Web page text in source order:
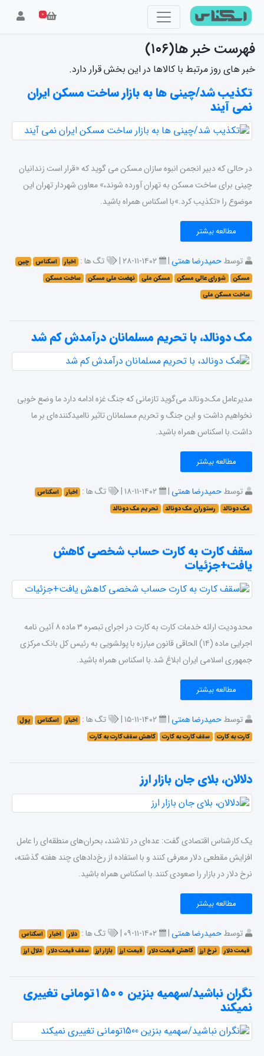
۰
فهرست خبر ها(۱۰۶)
خبر های روز مرتبط با کالاها در این بخش قرار دارد.
تکذیب شد/چینی ها به بازار ساخت مسکن ایران
نمی آیند
در حالی که دبیر انجمن انبوه سازان مسکن می گوید که «قرار است زندانیان
چینی برای ساخت مسکن به تهران آورده شوند،» معاون شهردار تهران این
موضوع را «تکذیب کرد.»با اسکناس همراه باشید.
مطالعه بیشتر
توسطحمیدرضا همتی | ۱۴۰۲-۱۱-۲۸ | تگ ها : اخبار اسکناس
چین
مسکن
شورای عالی مسکن مسکن ملی نهضت ملی مسکن
ساخت مسکن
ساخت مسکن ملی
مک دونالد، با تحریم مسلمانان درآمدش کم شد
مدیرعامل مک‌دونالد می‌گوید تازمانی‌ که جنگ غزه ادامه دارد ما وضع خوبی
نخواهیم داشت و این جنگ و تحریم مسلمانان تاثیر ناامیدکننده‌ای بر ما
داشت.با اسکناس همراه باشید.
مطالعه بیشتر
توسطحمیدرضا همتی | ۱۴۰۲-۱۱-۱۸ | تگ ها : اخبار
اسکناس
مک دونالد
رستوران مک دونالد تحریم مک دونالد
سقف کارت به کارت حساب شخصی کاهش
یافت+جزئیات
محدودیت ارائه خدمات کارت به کارت در اجرای تبصره ۳ ماده ۸ آئین نامه
اجرایی ماده (۱۴) الحاقی قانون مبارزه با پولشویی به رئیس کل بانک مرکزی
جمهوری اسلامی ایران ابلاغ شد.با اسکناس همراه باشید.
مطالعه بیشتر
توسطحمیدرضا همتی | ۱۴۰۲-۱۱-۱۵ | تگ ها : اخبار اسکناس
پول
کارت به کارت
سقف کارت به کارت کاهش سقف کارت به کارت
دلالان، بلای جان بازار ارز
یک کارشناس اقتصادی گفت: عده‌ای در تلاشند، بحران‌های منطقه‌ای را عامل
افزایش مقطعی دلار معرفی کنند و با استفاده از رخ‌دادهای چند هفته گذشته،
نرخ دلار در بازار را صعودی کنند.با اسکناس همراه باشید.
مطالعه بیشتر
توسطحمیدرضا همتی | ۱۴۰۲-۱۱-۰۹ | تگ ها : دلار اخبار
اسکناس
قیمت دلار
نرخ ارز کاهش قیمت دلار قیمت ارز بازار ارز سقف قیمت دلار دلال ارز
نگران نباشید/سهمیه بنزین ۱۵۰۰تومانی تغییری
نمیکند